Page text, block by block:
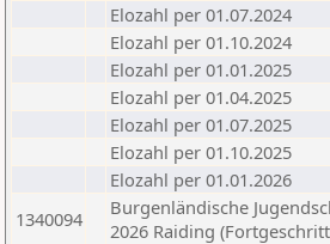
Elozahl per 01.07.2024
Elozahl per 01.10.2024
Elozahl per 01.01.2025
Elozahl per 01.04.2025
Elozahl per 01.07.2025
Elozahl per 01.10.2025
Elozahl per 01.01.2026
1340094
Burgenländische
2026 Raiding